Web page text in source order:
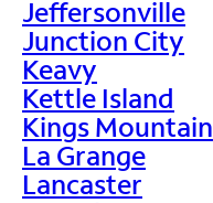
Jeffersonville
Junction City
Keavy
Kettle Island
Kings Mountain
La Grange
Lancaster